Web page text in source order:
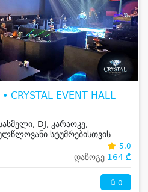
EVENT HALL
DJ, კარაოკე,
სტუმრებისთვის
5.0
დაზოგე 164 ₾
0